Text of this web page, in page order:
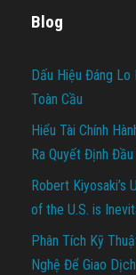
Blog
Dấu Hiệu Đáng Lo
Toàn Cầu
Hiểu Tài Chính
Ra Quyết Định
Robert Kiyosaki’s
of the U.S. is
Phân Tích Kỹ
Nghệ Để Giao